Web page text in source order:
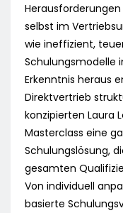
selbst im
wie ineffizient,
Schulungsmodelle
Erkenntnis heraus
Direktvertrieb
konzipierten Laura
Masterclass eine
Schulungslösung,
gesamten
Von individuell
basierte